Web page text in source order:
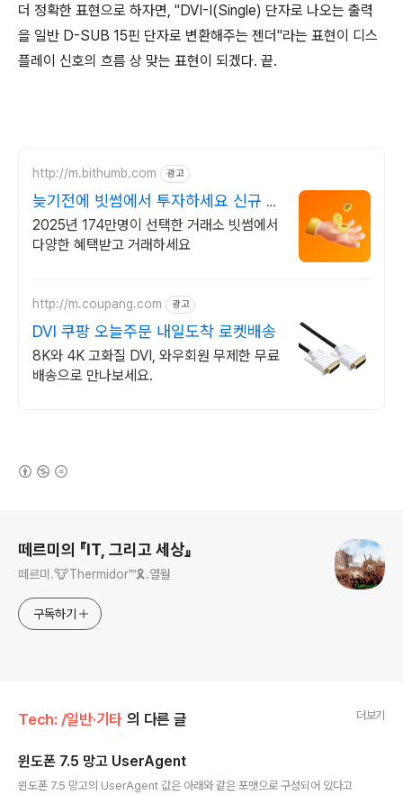
더 정확한 표현으로 하자면, "DVI-I(Single) 단자로 나오는 출력
을 일반 D-SUB 15핀 단자로 변환해주는 젠더"라는 표현이 디스
플레이 신호의 흐름 상 맞는 표현이 되겠다. 끝.
http://m.bithumb.com 광고
늦기전에 빗썸에서 투자하세요 신규 가
입 시 5만원 혜택
2025년 174만명이 선택한 거래소 빗썸에서
다양한 혜택받고 거래하세요
http://m.coupang.com 광고
DVI 쿠팡 오늘주문 내일도착 로켓배송
8K와 4K 고화질 DVI, 와우회원 무제한 무료
배송으로 만나보세요.
떼르미의 『IT, 그리고 세상』
떼르미.🐮Thermidor™🎗️.열월
구독하기
Tech: /일반·기타 의 다른 글 더보기
윈도폰 7.5 망고 UserAgent
윈도폰 7.5 망고의 UserAgent 값은 아래와 같은 포맷으로 구성되어 있다고